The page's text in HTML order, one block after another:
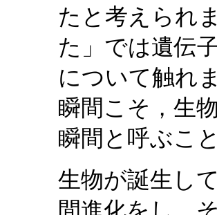
たと考えられ
た」では遺伝
について触れ
瞬間こそ，生
瞬間と呼ぶこ
生物が誕生し